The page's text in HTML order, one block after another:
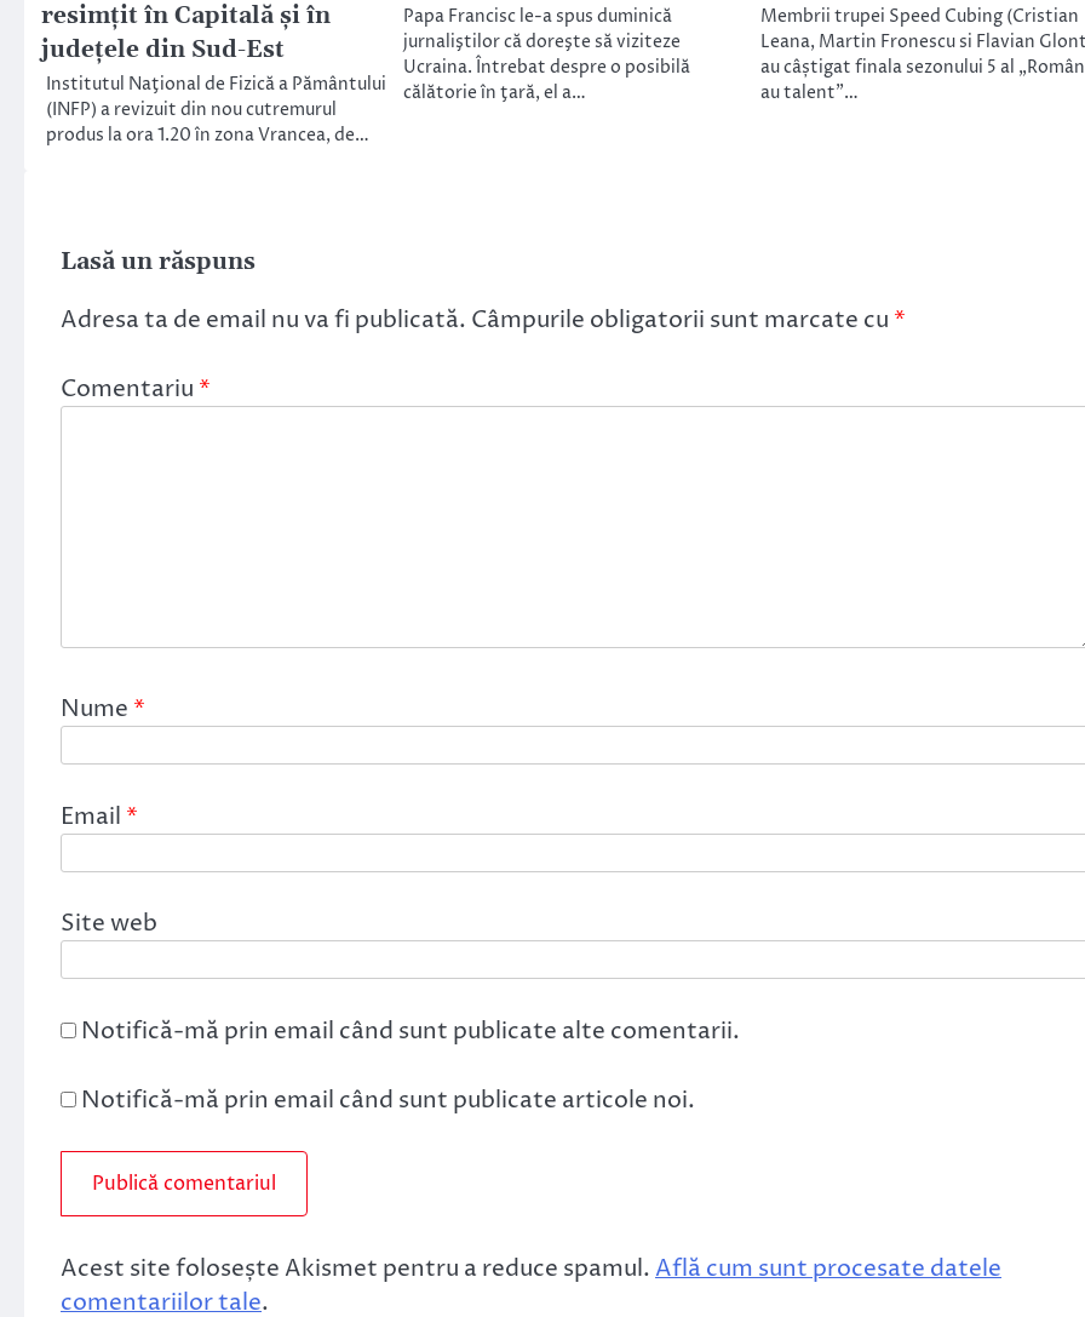
resimţit în Capitală şi în
judeţele din Sud-Est
Institutul Naţional de Fizică a Pământului
(INFP) a revizuit din nou cutremurul
produs la ora 1.20 în zona Vrancea, de…
Papa Francisc le-a spus duminică
jurnaliştilor că doreşte să viziteze
Ucraina. Întrebat despre o posibilă
călătorie în ţară, el a…
Membrii trupei Speed Cubing (Cristian
Leana, Martin Fronescu si Flavian
au câștigat finala sezonului 5 al
au talent”…
Lasă un răspuns
Adresa ta de email nu va fi publicată. Câmpurile obligatorii sunt marcate cu *
Comentariu *
Nume *
Email *
Site web
Notifică-mă prin email când sunt publicate alte comentarii.
Notifică-mă prin email când sunt publicate articole noi.
Acest site folosește Akismet pentru a reduce spamul. Află cum sunt procesate datele
comentariilor tale.